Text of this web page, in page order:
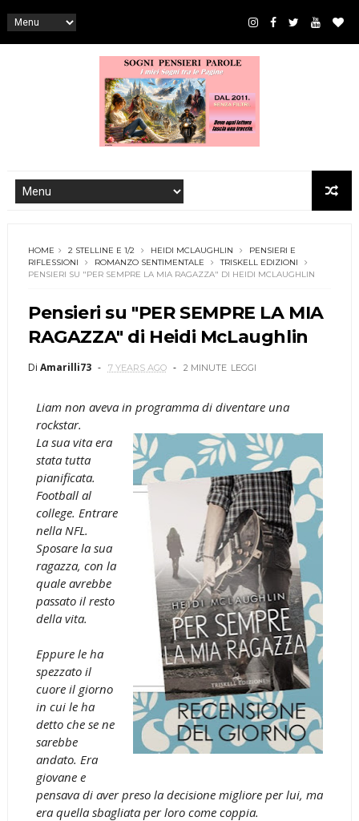
HOME 2 STELLINE E 1/2 HEIDI MCLAUGHLIN
PENSIERI E
RIFLESSIONI
ROMANZO SENTIMENTALE
TRISKELL EDIZIONI
PENSIERI SU "PER SEMPRE LA MIA RAGAZZA" DI HEIDI MCLAUGHLIN
Pensieri su "PER SEMPRE LA MIA
RAGAZZA" di Heidi McLaughlin
Di Amarilli73 7 YEARS AGO 2 MINUTE LEGGI
Liam non aveva in programma di diventare una
rockstar.
La sua vita era
stata tutta
pianificata.
Football al
college. Entrare
nella NFL.
Sposare la sua
ragazza, con la
quale avrebbe
passato il resto
della vita.
Eppure le ha
spezzato il
cuore il giorno
in cui le ha
detto che se ne
sarebbe
andato. Era
giovane e
pensava di aver preso la decisione migliore per lui, ma
era quella sbagliata per loro come coppia.